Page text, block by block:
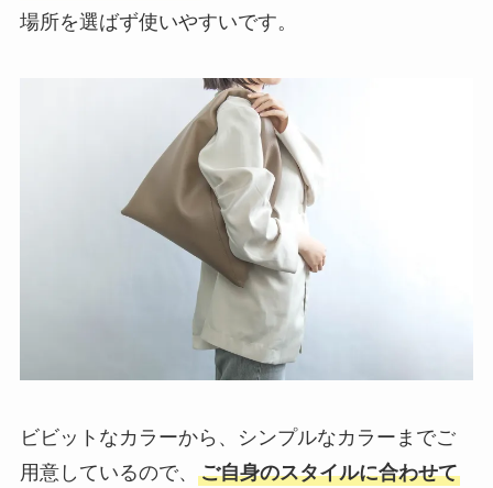
場所を選ばず使いやすいです。
ビビットなカラーから、シンプルなカラーまでご
用意しているので、 ご自身のスタイルに合わせて